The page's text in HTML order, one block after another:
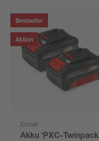
Bestseller
Aktion
Einhell
Akku 'PXC-Twinpack